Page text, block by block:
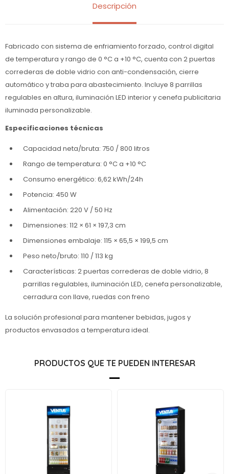
Descripción
Fabricado con sistema de enfriamiento forzado, control digital
de temperatura y rango de 0 °C a +10 °C, cuenta con 2 puertas
correderas de doble vidrio con anti-condensación, cierre
automático y traba para abastecimiento. Incluye 8 parrillas
regulables en altura, iluminación LED interior y cenefa publicitaria
iluminada personalizable.
Especificaciones técnicas
Capacidad neta/bruta: 750 / 800 litros
Rango de temperatura: 0 °C a +10 °C
Consumo energético: 6,62 kWh/24h
Potencia: 450 W
Alimentación: 220 V / 50 Hz
Dimensiones: 112 × 61 × 197,3 cm
Dimensiones embalaje: 115 × 65,5 × 199,5 cm
Peso neto/bruto: 110 / 113 kg
Características: 2 puertas correderas de doble vidrio, 8
parrillas regulables, iluminación LED, cenefa personalizable,
cerradura con llave, ruedas con freno
La solución profesional para mantener bebidas, jugos y
productos envasados a temperatura ideal.
PRODUCTOS QUE TE PUEDEN INTERESAR